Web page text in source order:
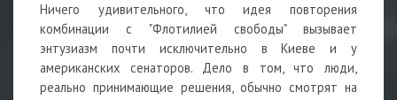
Ничего удивительного, что идея повторения
комбинации с "Флотилией свободы" вызывает
энтузиазм почти исключительно в Киеве и у
американских сенаторов. Дело в том, что люди,
реально принимающие решения, обычно смотрят на